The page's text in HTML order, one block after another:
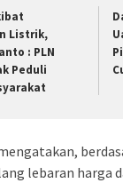
Listrik,
: PLN
Peduli
lebaran harga